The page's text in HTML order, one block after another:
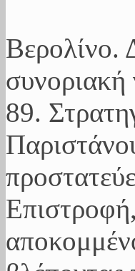
Βερολίνο.
συνοριακή
89.